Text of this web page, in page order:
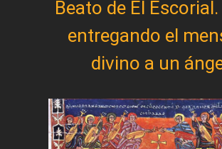
Beato de El
entregando el
divino a un